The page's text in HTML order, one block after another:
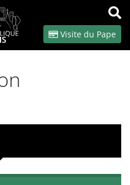
OK
Visite du Pape